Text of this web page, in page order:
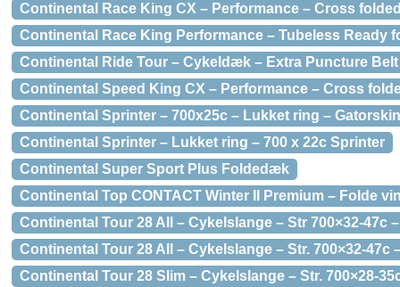
Continental Race King CX – Performance – Cross
Continental Race King Performance – Tubeless Ready
Continental Ride Tour – Cykeldæk – Extra Puncture Belt
Continental Speed King CX – Performance – Cross
Continental Sprinter – 700x25c – Lukket ring – Gatorskin
Continental Sprinter – Lukket ring – 700 x 22c Sprinter
Continental Super Sport Plus Foldedæk
Continental Top CONTACT Winter II Premium – Folde
Continental Tour 28 All – Cykelslange – Str 700×32-47c
Continental Tour 28 All – Cykelslange – Str. 700×32-47c
Continental Tour 28 Slim – Cykelslange – Str. 700×28-